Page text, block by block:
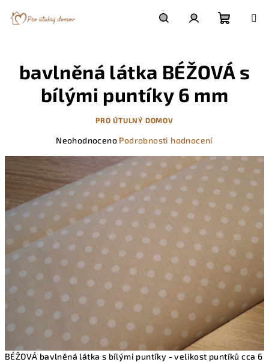
košík
BÉŽOVÁ bavlněná látka s bílými puntíky - velikost puntíků cca 6
bavlněná látka BÉŽOVÁ s
bílými puntíky 6 mm
PRO ÚTULNÝ DOMOV
Průměrné
produktu
0,0
hvězdiček.
Neohodnoceno Podrobnosti hodnocení